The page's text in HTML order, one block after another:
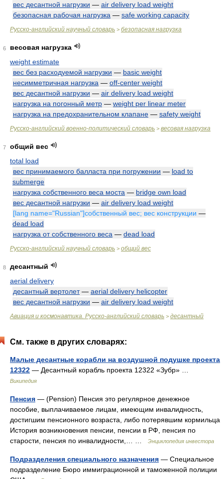
вес десантной нагрузки — air delivery load weight
безопасная рабочая нагрузка — safe working capacity
Русско-английский научный словарь > безопасная нагрузка
6
весовая нагрузка
weight estimate
вес без расходуемой нагрузки — basic weight
несимметричная нагрузка — off-center weight
вес десантной нагрузки — air delivery load weight
нагрузка на погонный метр — weight per linear meter
нагрузка на предохранительном клапане — safety weight
Русско-английский военно-политический словарь > весовая нагрузка
7
общий вес
total load
вес принимаемого балласта при погружении — load to
submerge
нагрузка собственного веса моста — bridge own load
вес десантной нагрузки — air delivery load weight
[lang name="Russian"]собственный вес; вес конструкции —
dead load
нагрузка от собственного веса — dead load
Русско-английский научный словарь > общий вес
8
десантный
aerial delivery
десантный вертолет— aerial delivery helicopter
вес десантной нагрузки — air delivery load weight
Авиация и космонавтика. Русско-английский словарь > десантный
См. также в других словарях:
Малые десантные корабли на воздушной подушке проекта
12322 — Десантный корабль проекта 12322 «Зубр» …
Википедия
Пенсия — (Pension) Пенсия это регулярное денежное
пособие, выплачиваемое лицам, имеющим инвалидность,
достигшим пенсионного возраста, либо потерявшим кормильца
История возникновения пенсии, пенсии в РФ, пенсия по
старости, пенсия по инвалидности,… …
Энциклопедия инвестора
Подразделения специального назначения — Специальное
подразделение Бюро иммиграционной и таможенной полиции